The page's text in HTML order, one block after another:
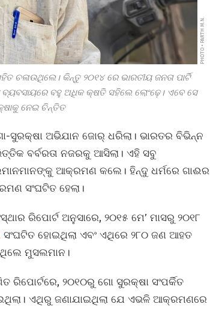
PHOTO • PARTH M.N.
ଚଳାଉଥିଲେ। କିନ୍ତୁ ୨୦୧୪ ରେ ଭାରତୀୟ ଜନତା ପାର୍ଟି
ବହୁ ଅଧିକ କ୍ଷତି ସହିଲେ ଲୋଂଢ଼େ। ଏବେ ସେ
ନେଇ ଚିନ୍ତିତ
ସୁରକ୍ଷା ଅଭିଯାନ ଜୋର୍‌ ଧରିଲା। ଭାରତର ବିଭିନ୍ନ
ବର୍ବରତା ନଜରକୁ ଆସିଲା। ଏହି ସବୁ
ଆକ୍ରମଣ କଲେ। ହିନ୍ଦୁ ଧର୍ମରେ ଗାଈର
ସଂଘଟିତ ହେଲା।
ରିପୋର୍ଟ ଅନୁସାରେ, ୨୦୧୫ ମେ’ ମାସରୁ ୨୦୧୮
ସଂଘଟିତ ହୋଇଥିଲା ଏବଂ ଏଥିରେ ୨୮୦ ଜଣ ଆହତ
ମୁସଲମାନ।
୨୦୧୦ରୁ ଗୋ ସୁରକ୍ଷା ସଂପର୍କିତ
ଏଥିରୁ ଜଣାଯାଇଥିଲା ଯେ ଏଭଳି ଆକ୍ରମଣରେ